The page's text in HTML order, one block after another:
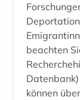
beachten
können